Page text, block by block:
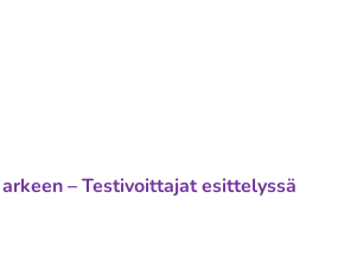
– Testivoittajat esittelyssä